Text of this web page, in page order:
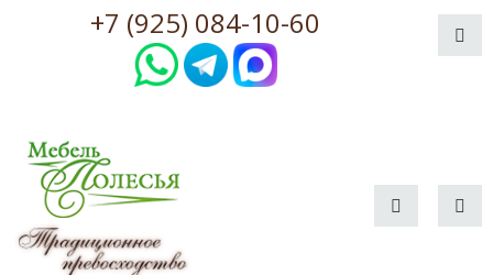
+7 (925) 084-10-60